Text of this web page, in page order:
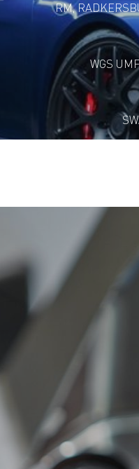
RM,
WGS